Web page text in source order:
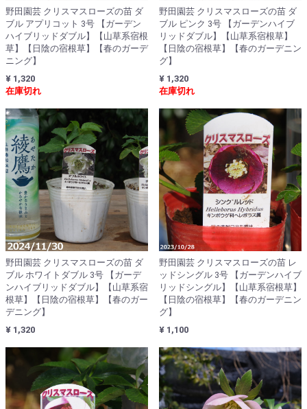
野田園芸 クリスマスローズの苗 ダ
ブル アプリコット 3号 【ガーデン
ハイブリッドダブル】【山草系宿根
草】【日陰の宿根草】【春のガーデ
ニング】
¥ 1,320
在庫切れ
野田園芸 クリスマスローズの苗 ダ
ブル ピンク 3号 【ガーデンハイブ
リッドダブル】【山草系宿根草】
【日陰の宿根草】【春のガーデニン
グ】
¥ 1,320
在庫切れ
野田園芸 クリスマスローズの苗 ダ
ブル ホワイトダブル 3号 【ガーデ
ンハイブリッドダブル】【山草系宿
根草】【日陰の宿根草】【春のガー
デニング】
¥ 1,320
野田園芸 クリスマスローズの苗 レ
ッドシングル 3号 【ガーデンハイブ
リッドシングル】【山草系宿根草】
【日陰の宿根草】【春のガーデニン
グ】
¥ 1,100